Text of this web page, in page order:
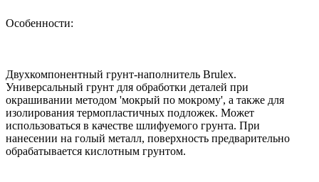
Особенности:
Двухкомпонентный грунт-наполнитель Brulex.
Универсальный грунт для обработки деталей при
окрашивании методом 'мокрый по мокрому', а также для
изолирования термопластичных подложек. Может
использоваться в качестве шлифуемого грунта. При
нанесении на голый металл, поверхность предварительно
обрабатывается кислотным грунтом.